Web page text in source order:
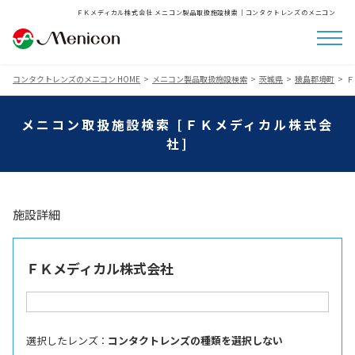
ＦＫメディカル株式会社 メニコン製品取扱施設検索│コンタクトレンズのメニコン
コンタクトレンズのメニコン HOME メニコン製品取扱施設検索 茨城県 猿島郡境町
メニコン取扱施設検索 [ＦＫメディカル株式会
社]
施設詳細
ＦＫメディカル株式会社
選択したレンズ ： コンタクトレンズの種類を選択しない